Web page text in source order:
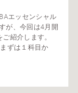
エッセンシャル
が、今回は4月開
紹介します。
ずは１科目か